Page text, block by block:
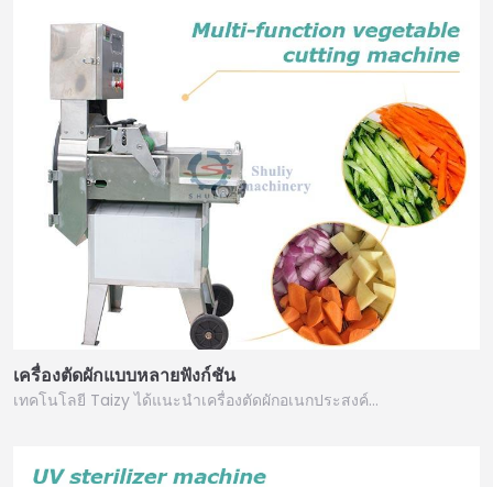
เครื่องตัดผักแบบหลายฟังก์ชัน
เทคโนโลยี Taizy ได้แนะนำเครื่องตัดผักอเนกประสงค์…